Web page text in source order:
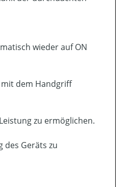
wieder auf ON
mit dem Handgriff
zu ermöglichen.
des Geräts zu